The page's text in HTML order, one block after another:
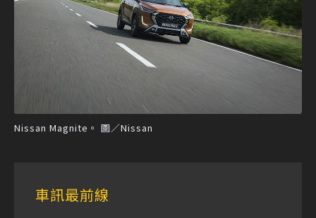
Nissan Magnite。 圖／Nissan
車訊最前線